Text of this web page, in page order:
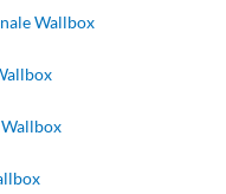
Wallbox